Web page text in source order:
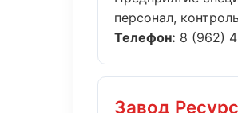
персонал,
Телефон: 8 (962)
Завод